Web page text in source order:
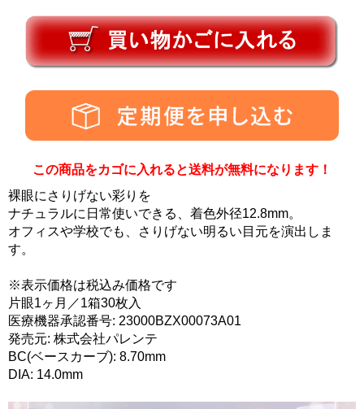
この商品をカゴに入れると送料が無料になります！
裸眼にさりげない彩りを
ナチュラルに日常使いできる、着色外径12.8mm。
オフィスや学校でも、さりげない明るい目元を演出しま
す。
※表示価格は税込み価格です
片眼1ヶ月／1箱30枚入
医療機器承認番号: 23000BZX00073A01
発売元: 株式会社パレンテ
BC(ベースカーブ): 8.70mm
DIA: 14.0mm